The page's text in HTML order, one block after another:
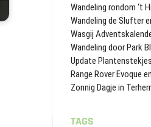
Wandeling rondom ‘t
Wandeling de Slufter
Wasgij
Wandeling door Park
Update Plantenstekjes
Range Rover Evoque
Zonnig Dagje in
TAGS